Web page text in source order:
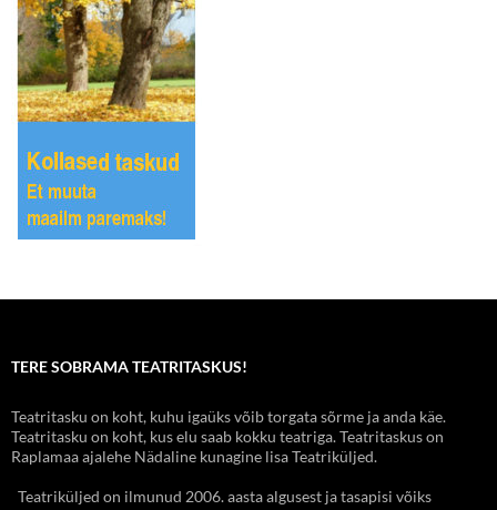
TERE SOBRAMA TEATRITASKUS!
Teatritasku on koht, kuhu igaüks võib torgata sõrme ja anda käe.
Teatritasku on koht, kus elu saab kokku teatriga. Teatritaskus on
Raplamaa ajalehe Nädaline kunagine lisa Teatriküljed.
Teatriküljed on ilmunud 2006. aasta algusest ja tasapisi võiks